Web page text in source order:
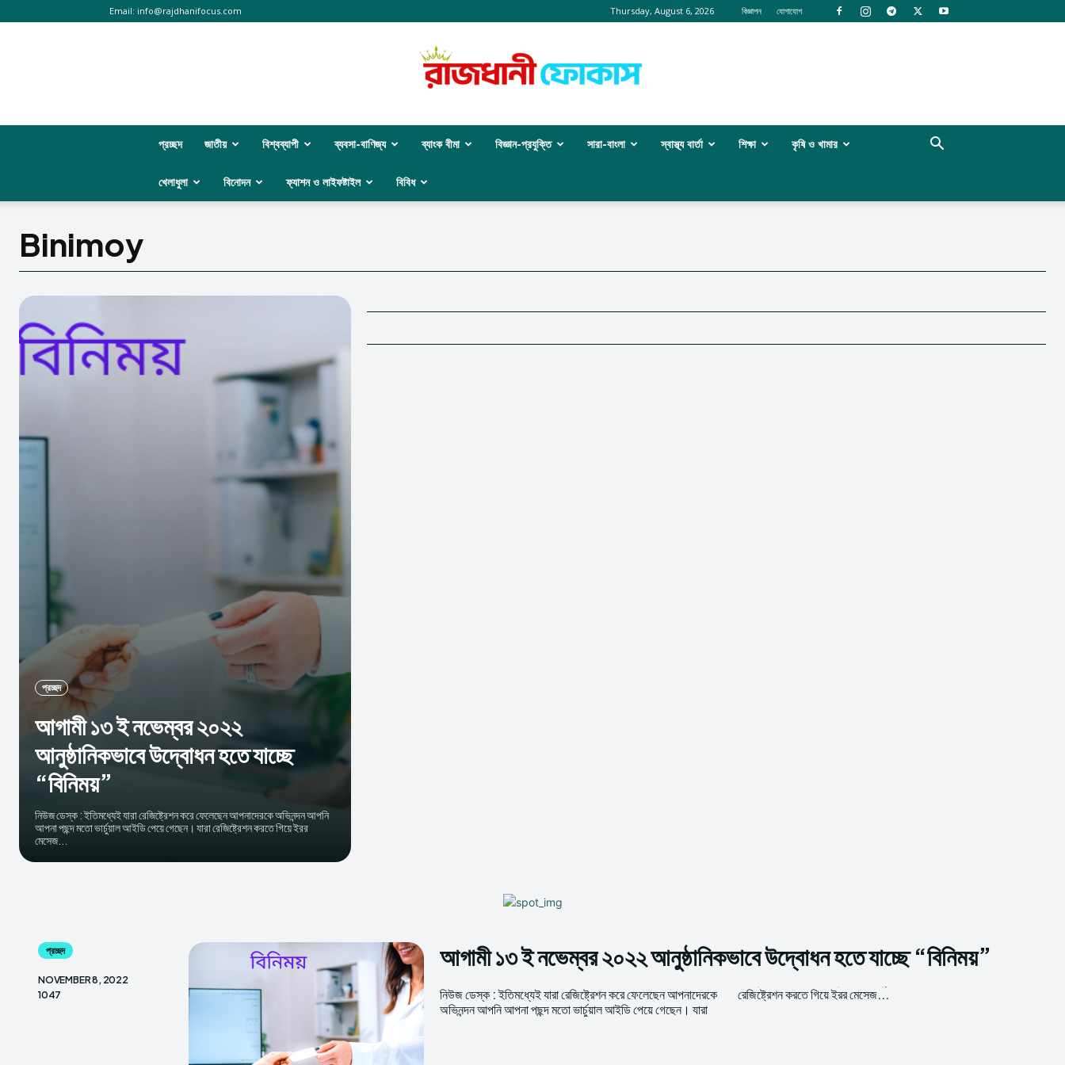
Thursday, August 6, 2026 বিজ্ঞাপন যোগাযোগ
Email: info@rajdhanifocus.com
প্রচ্ছদ জাতীয় বিশ্বব্যাপী ব্যবসা-বাণিজ্য ব্যাংক বীমা বিজ্ঞান-প্রযুক্তি সারা-বাংলা স্বাস্থ্য বার্তা শিক্ষা কৃষি ও খামার
খেলাধুলা বিনোদন ফ্যাশন ও লাইফষ্টাইল বিবিধ
Binimoy
প্রচ্ছদ
আগামী ১৩ ই নভেম্বর ২০২২
আনুষ্ঠানিকভাবে উদ্বোধন হতে যাচ্ছে
“বিনিময়”
নিউজ ডেস্ক : ইতিমধ্যেই যারা রেজিষ্ট্রেশন করে ফেলেছেন আপনাদেরকে অভিনন্দন আপনি
আপনা পছন্দ মতো ভার্চুয়াল আইডি পেয়ে গেছেন। যারা রেজিষ্ট্রেশন করতে গিয়ে ইরর
মেসেজ...
প্রচ্ছদ
NOVEMBER 8, 2022
1047
আগামী ১৩ ই নভেম্বর ২০২২ আনুষ্ঠানিকভাবে উদ্বোধন হতে যাচ্ছে “বিনিময়”
নিউজ ডেস্ক : ইতিমধ্যেই যারা রেজিষ্ট্রেশন করে ফেলেছেন আপনাদেরকে
অভিনন্দন আপনি আপনা পছন্দ মতো ভার্চুয়াল আইডি পেয়ে গেছেন। যারা
রেজিষ্ট্রেশন করতে গিয়ে ইরর মেসেজ...